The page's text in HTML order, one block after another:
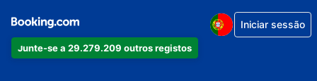
Junte-se a 29.279.209 outros registos
Iniciar sessão
o seu apartamento